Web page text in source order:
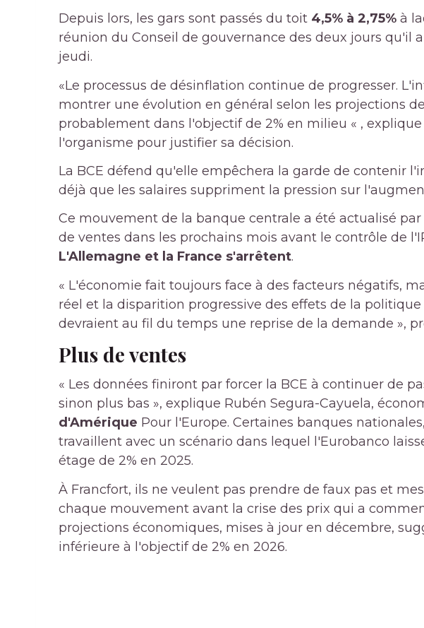
Depuis lors, les gars sont passés du toit 4,5% à 2,75% à
réunion du Conseil de gouvernance des deux jours qu'il
jeudi.
«Le processus de désinflation continue de progresser.
montrer une évolution en général selon les projections
probablement dans l'objectif de 2% en milieu « ,
l'organisme pour justifier sa décision.
La BCE défend qu'elle empêchera la garde de contenir
déjà que les salaires suppriment la pression sur
Ce mouvement de la banque centrale a été actualisé
de ventes dans les prochains mois avant le contrôle de
L'Allemagne et la France s'arrêtent.
« L'économie fait toujours face à des facteurs négatifs,
réel et la disparition progressive des effets de la
devraient au fil du temps une reprise de la demande »,
Plus de ventes
« Les données finiront par forcer la BCE à continuer de
sinon plus bas », explique Rubén Segura-Cayuela,
d'Amérique Pour l'Europe. Certaines banques
travaillent avec un scénario dans lequel l'Eurobanco
étage de 2% en 2025.
À Francfort, ils ne veulent pas prendre de faux pas et
chaque mouvement avant la crise des prix qui a
projections économiques, mises à jour en décembre,
inférieure à l'objectif de 2% en 2026.